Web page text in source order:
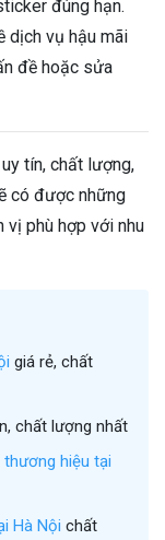
đúng hạn.
dịch vụ hậu mãi
đề hoặc sửa
tín, chất lượng,
có được những
phù hợp với nhu
giá rẻ, chất
chất lượng nhất
hiệu tại
Hà Nội chất